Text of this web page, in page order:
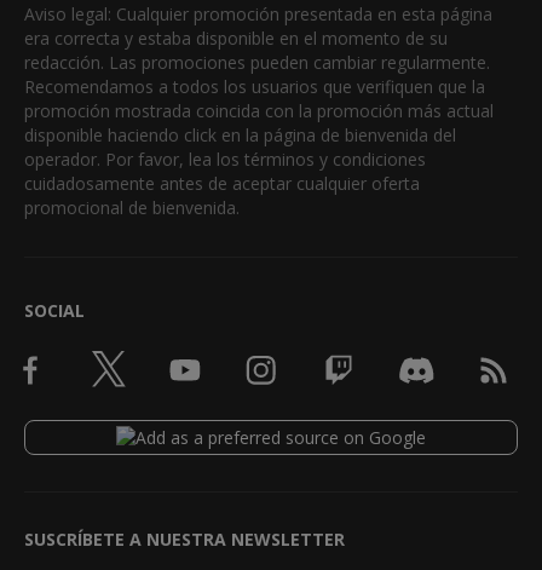
Aviso legal: Cualquier promoción presentada en esta página
era correcta y estaba disponible en el momento de su
redacción. Las promociones pueden cambiar regularmente.
Recomendamos a todos los usuarios que verifiquen que la
promoción mostrada coincida con la promoción más actual
disponible haciendo click en la página de bienvenida del
operador. Por favor, lea los términos y condiciones
cuidadosamente antes de aceptar cualquier oferta
promocional de bienvenida.
SOCIAL
SUSCRÍBETE A NUESTRA NEWSLETTER